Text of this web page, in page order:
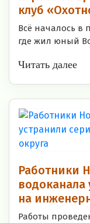
клуб
Всё началось в
где жил юный
Читать далее
Работники
на
Работы